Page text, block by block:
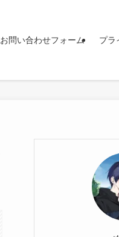
お問い合わせフォーム プラ